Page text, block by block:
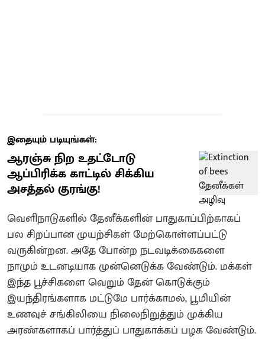
இதையும் படியுங்கள்:
ஆரஞ்சு நிற உதட்டோடு
ஆப்பிரிக்க காட்டில் சிக்கிய
அசத்தல் குரங்கு!
வெளிநாடுகளில் தேனீக்களின் பாதுகாப்பிற்காகப்
பல சிறப்பான முயற்சிகள் மேற்கொள்ளப்பட்டு
வருகின்றன. அதே போன்ற நடவடிக்கைகளை
நாமும் உடனடியாக முன்னெடுக்க வேண்டும். மக்கள்
இந்த பூச்சிகளை வெறும் தேன் கொடுக்கும்
இயந்திரங்களாக மட்டுமே பார்க்காமல், பூமியின்
உணவுச் சங்கிலியை நிலைநிறுத்தும் முக்கிய
அரண்களாகப் பார்த்துப் பாதுகாக்கப் பழக வேண்டும்.